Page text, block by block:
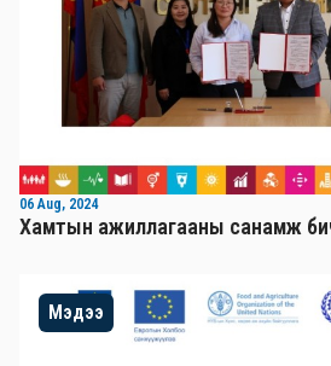
06 Aug, 2024
Хамтын ажиллагааны санамж
Мэдээ